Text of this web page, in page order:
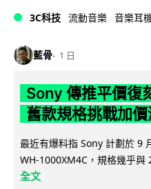
3C科技 流動音樂 音樂耳
藍骨 1 日
Sony 傳推平價
舊款規格挑戰加價
最近有爆料指 Sony 計劃於 9
WH-1000XM4C，規格幾乎與
全文